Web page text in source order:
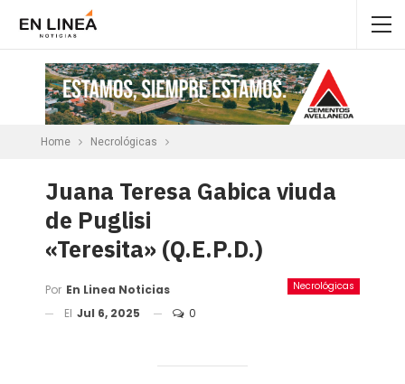
Home Necrológicas
Juana Teresa Gabica viuda
de Puglisi
«Teresita» (Q.E.P.D.)
Necrológicas
Por En Linea Noticias
El Jul 6, 2025 0